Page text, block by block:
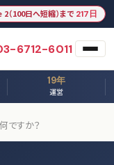
（100日へ短縮）まで 217日
6712-6011
19年
運営
ですか？